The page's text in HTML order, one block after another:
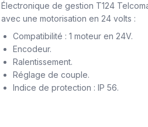
Électronique de gestion T124
avec une motorisation en 24 volts :
Compatibilité : 1 moteur en 24V.
Encodeur.
Ralentissement.
Réglage de couple.
Indice de protection : IP 56.